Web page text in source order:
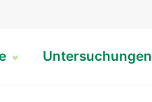
Untersuchungen